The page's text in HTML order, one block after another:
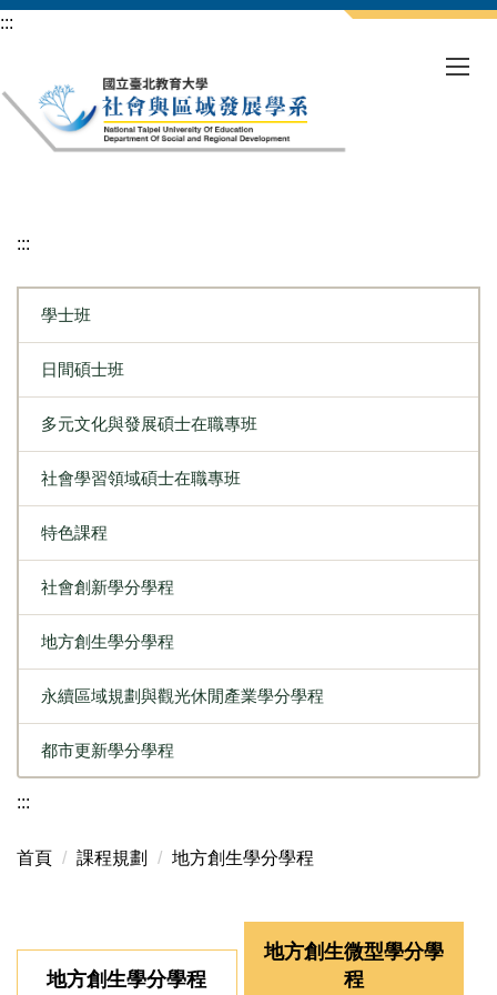
跳
要
內
:::
:::
學士班
日間碩士班
多元文化與發展碩士在職專班
社會學習領域碩士在職專班
特色課程
社會創新學分學程
地方創生學分學程
永續區域規劃與觀光休閒產業學分學程
都市更新學分學程
:::
首頁 課程規劃 地方創生學分學程
地方創生學分學程
地方創生微型學分學
程